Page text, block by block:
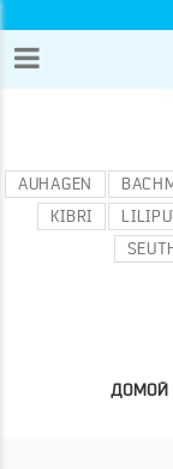
AUHAGEN
KIBRI
ДОМОЙ